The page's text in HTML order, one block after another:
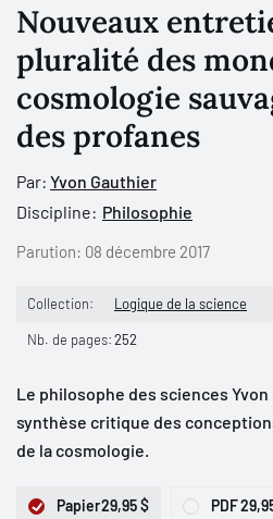
Nouveaux
pluralité des
cosmologie
des profanes
Par: Yvon Gauthier
Discipline: Philosophie
Parution: 08 décembre 2017
Collection: Logique de la science
Nb. de pages:252
Le philosophe des sciences
synthèse critique des
de la cosmologie.
Papier29,95 $ PDF